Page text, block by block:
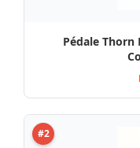
Pédale Thorn
#2